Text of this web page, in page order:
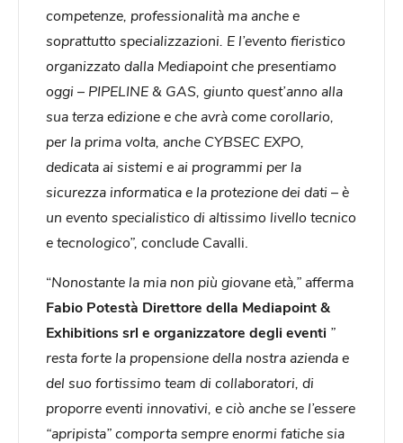
competenze, professionalità ma anche e
soprattutto specializzazioni. E l’evento fieristico
organizzato dalla Mediapoint che presentiamo
oggi – PIPELINE & GAS, giunto quest’anno alla
sua terza edizione e che avrà come corollario,
per la prima volta, anche CYBSEC EXPO,
dedicata ai sistemi e ai programmi per la
sicurezza informatica e la protezione dei dati – è
un evento specialistico di altissimo livello tecnico
e tecnologico”, conclude Cavalli.
“Nonostante la mia non più giovane età,” afferma
Fabio Potestà Direttore della Mediapoint &
Exhibitions srl e organizzatore degli eventi ”
resta forte la propensione della nostra azienda e
del suo fortissimo team di collaboratori, di
proporre eventi innovativi, e ciò anche se l’essere
“apripista” comporta sempre enormi fatiche sia